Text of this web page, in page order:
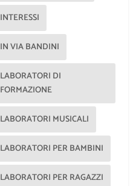
INTERESSI
IN VIA BANDINI
LABORATORI DI
FORMAZIONE
LABORATORI MUSICALI
LABORATORI PER BAMBINI
LABORATORI PER RAGAZZI